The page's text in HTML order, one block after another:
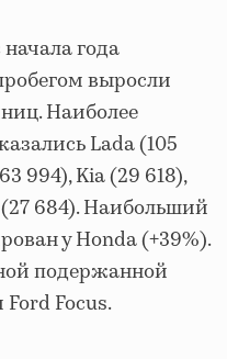
года
выросли
Наиболее
Lada (105
994), Kia (29 618),
684). Наибольший
у Honda (+39%).
подержанной
Focus.